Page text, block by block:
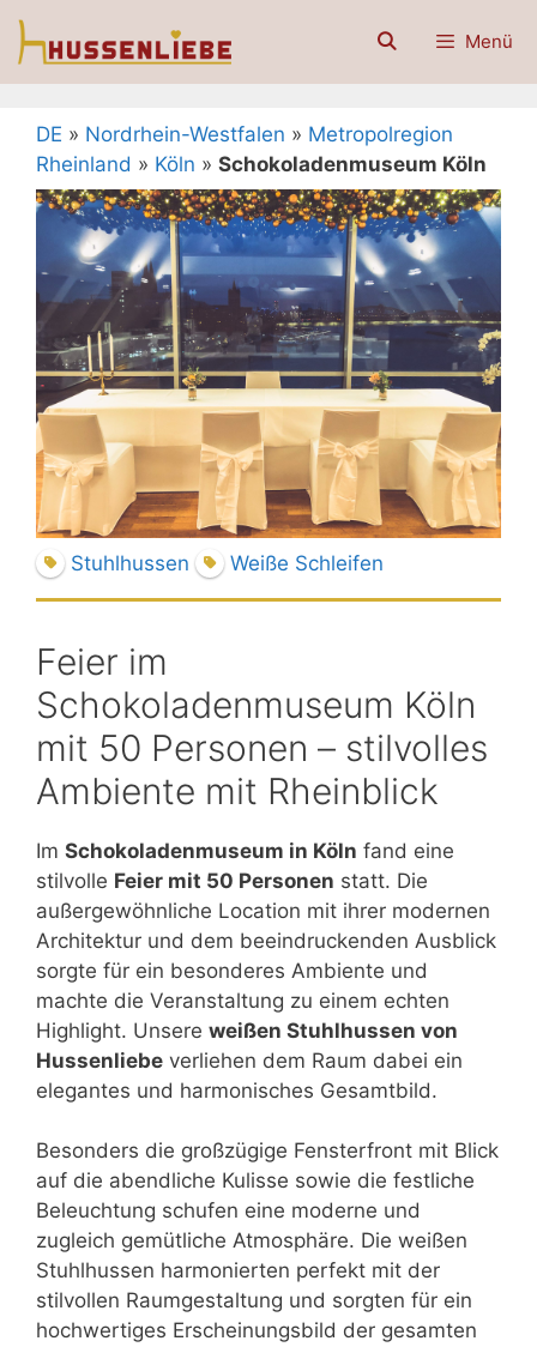
Zum
Inhalt
Menü
DE » Nordrhein-Westfalen » Metropolregion
Rheinland » Köln » Schokoladenmuseum Köln
Stuhlhussen Weiße Schleifen
Feier im
Schokoladenmuseum Köln
mit 50 Personen – stilvolles
Ambiente mit Rheinblick
Im Schokoladenmuseum in Köln fand eine
stilvolle Feier mit 50 Personen statt. Die
außergewöhnliche Location mit ihrer modernen
Architektur und dem beeindruckenden Ausblick
sorgte für ein besonderes Ambiente und
machte die Veranstaltung zu einem echten
Highlight. Unsere weißen Stuhlhussen von
Hussenliebe verliehen dem Raum dabei ein
elegantes und harmonisches Gesamtbild.
Besonders die großzügige Fensterfront mit Blick
auf die abendliche Kulisse sowie die festliche
Beleuchtung schufen eine moderne und
zugleich gemütliche Atmosphäre. Die weißen
Stuhlhussen harmonierten perfekt mit der
stilvollen Raumgestaltung und sorgten für ein
hochwertiges Erscheinungsbild der gesamten